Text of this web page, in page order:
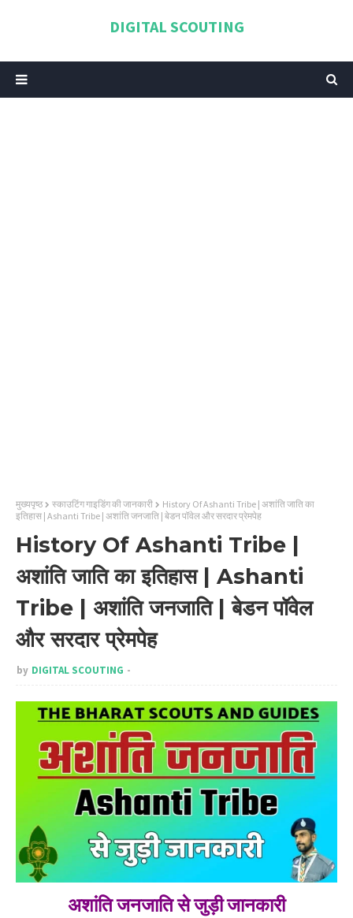
DIGITAL SCOUTING
मुख्यपृष्ठ स्काउटिंग गाइडिंग की जानकारी
History Of Ashanti Tribe | अशांति जाति का
इतिहास | Ashanti Tribe | अशांति जनजाति | बेडन पॉवेल और सरदार प्रेमपेह
History Of Ashanti Tribe |
अशांति जाति का इतिहास | Ashanti
Tribe | अशांति जनजाति | बेडन पॉवेल
और सरदार प्रेमपेह
by DIGITAL SCOUTING
अशांति जनजाति से जुड़ी जानकारी